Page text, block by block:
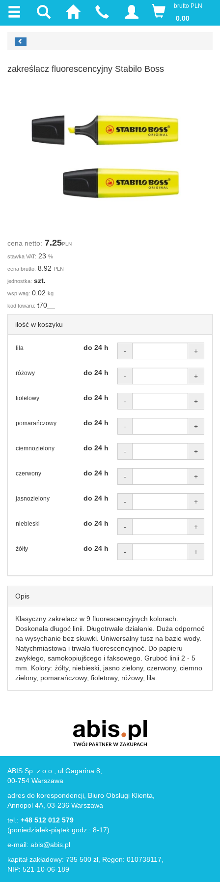
brutto PLN
0.00
zakreślacz fluorescencyjny Stabilo Boss
cena netto: 7.25PLN
stawka VAT: 23 %
cena brutto: 8.92 PLN
jednostka: szt.
wsp wag: 0.02 kg
kod towaru: t70__
ilość w koszyku
lila do 24 h - +
różowy do 24 h - +
fioletowy do 24 h - +
pomarańczowy do 24 h - +
ciemnozielony do 24 h - +
czerwony do 24 h - +
jasnozielony do 24 h - +
niebieski do 24 h - +
żółty do 24 h - +
Opis
Klasyczny zakrelacz w 9 fluorescencyjnych kolorach.
Doskonała długoć linii. Długotrwałe działanie. Duża odpornoć
na wysychanie bez skuwki. Uniwersalny tusz na bazie wody.
Natychmiastowa i trwała fluorescencyjnoć. Do papieru
zwykłego, samokopiujšcego i faksowego. Gruboć linii 2 - 5
mm. Kolory: żółty, niebieski, jasno zielony, czerwony, ciemno
zielony, pomarańczowy, fioletowy, różowy, lila.
ABIS Sp. z o.o., ul.Gagarina 8,
00-754 Warszawa
adres do korespondencji, Biuro Obsługi Klienta,
Annopol 4A, 03-236 Warszawa
tel.: +48 512 012 579
(poniedziałek-piątek godz.: 8-17)
e-mail: abis@abis.pl
kapitał zakładowy: 735 500 zł, Regon: 010738117,
NIP: 521-10-06-189